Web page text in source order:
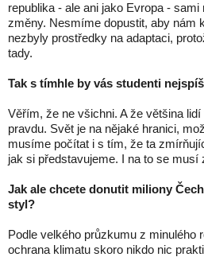
republika - ale ani jako Evropa -
změny. Nesmíme dopustit, aby nám
nezbyly prostředky na adaptaci,
tady.
Tak s tímhle by vás studenti
Věřím, že ne všichni. A že většina
pravdu. Svět je na nějaké hranici,
musíme počítat i s tím, že ta
jak si představujeme. I na to se musí
Jak ale chcete donutit miliony
styl?
Podle velkého průzkumu z minulého
ochrana klimatu skoro nikdo nic